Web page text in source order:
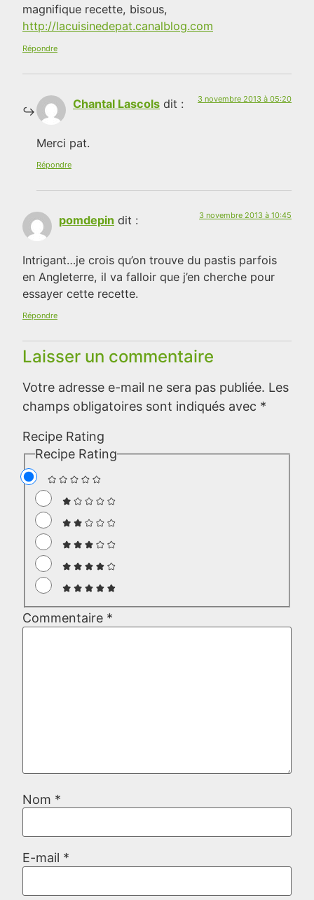
magnifique recette, bisous,
http://lacuisinedepat.canalblog.com
Répondre
Chantal Lascols dit : 3 novembre 2013 à 05:20
Merci pat.
Répondre
pomdepin dit : 3 novembre 2013 à 10:45
Intrigant…je crois qu’on trouve du pastis parfois
en Angleterre, il va falloir que j’en cherche pour
essayer cette recette.
Répondre
Laisser un commentaire
Votre adresse e-mail ne sera pas publiée. Les
champs obligatoires sont indiqués avec *
Recipe Rating
Recipe Rating
Commentaire *
Nom *
E-mail *